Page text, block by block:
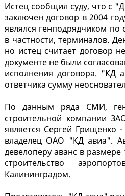
Истец сообщил суду, что с
заключен договор в 2004
являлся генподрядчиком по
в частности, терминалов.
но истец считает договор
документе не были
исполнения договора. "КД
ответчика сумму
По данным ряда СМИ,
строительной компании
является Сергей Грищенко
владелец ОАО "КД авиа".
девелоперу аванс в
строительство
Калининградом.